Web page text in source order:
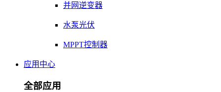
并网逆变器
水泵光伏
MPPT控制器
应用中心
全部应用